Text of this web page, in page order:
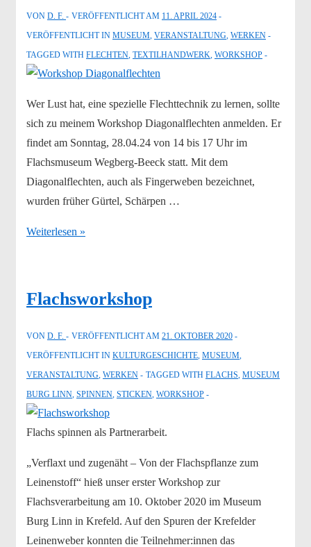
VON D. F. VERÖFFENTLICHT AM 11. APRIL 2024
VERÖFFENTLICHT IN MUSEUM VERANSTALTUNG WERKEN
TAGGED WITH FLECHTEN TEXTILHANDWERK WORKSHOP
Wer Lust hat, eine spezielle Flechttechnik zu lernen, sollte
sich zu meinem Workshop Diagonalflechten anmelden. Er
findet am Sonntag, 28.04.24 von 14 bis 17 Uhr im
Flachsmuseum Wegberg-Beeck statt. Mit dem
Diagonalflechten, auch als Fingerweben bezeichnet,
wurden früher Gürtel, Schärpen …
Workshop
Weiterlesen »
Flachsworkshop
VON D. F. VERÖFFENTLICHT AM 21. OKTOBER 2020
VERÖFFENTLICHT IN KULTURGESCHICHTE MUSEUM
VERANSTALTUNG WERKEN TAGGED WITH FLACHS MUSEUM
BURG LINN SPINNEN STICKEN WORKSHOP
Flachs spinnen als Partnerarbeit.
„Verflaxt und zugenäht – Von der Flachspflanze zum
Leinenstoff“ hieß unser erster Workshop zur
Flachsverarbeitung am 10. Oktober 2020 im Museum
Burg Linn in Krefeld. Auf den Spuren der Krefelder
Leinenweber konnten die Teilnehmer:innen das